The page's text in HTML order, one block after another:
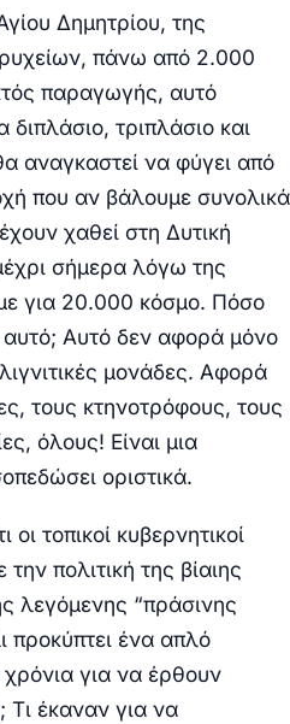
Δημητρίου, της
πάνω από 2.000
παραγωγής, αυτό
διπλάσιο, τριπλάσιο και
αναγκαστεί να φύγει από
που αν βάλουμε συνολικά
χαθεί στη Δυτική
σήμερα λόγω της
για 20.000 κόσμο. Πόσο
Αυτό δεν αφορά μόνο
μονάδες. Αφορά
τους κτηνοτρόφους, τους
όλους! Είναι μια
οριστικά.
τοπικοί κυβερνητικοί
πολιτική της βίαιης
λεγόμενης “πράσινης
προκύπτει ένα απλό
για να έρθουν
Τι έκαναν για να